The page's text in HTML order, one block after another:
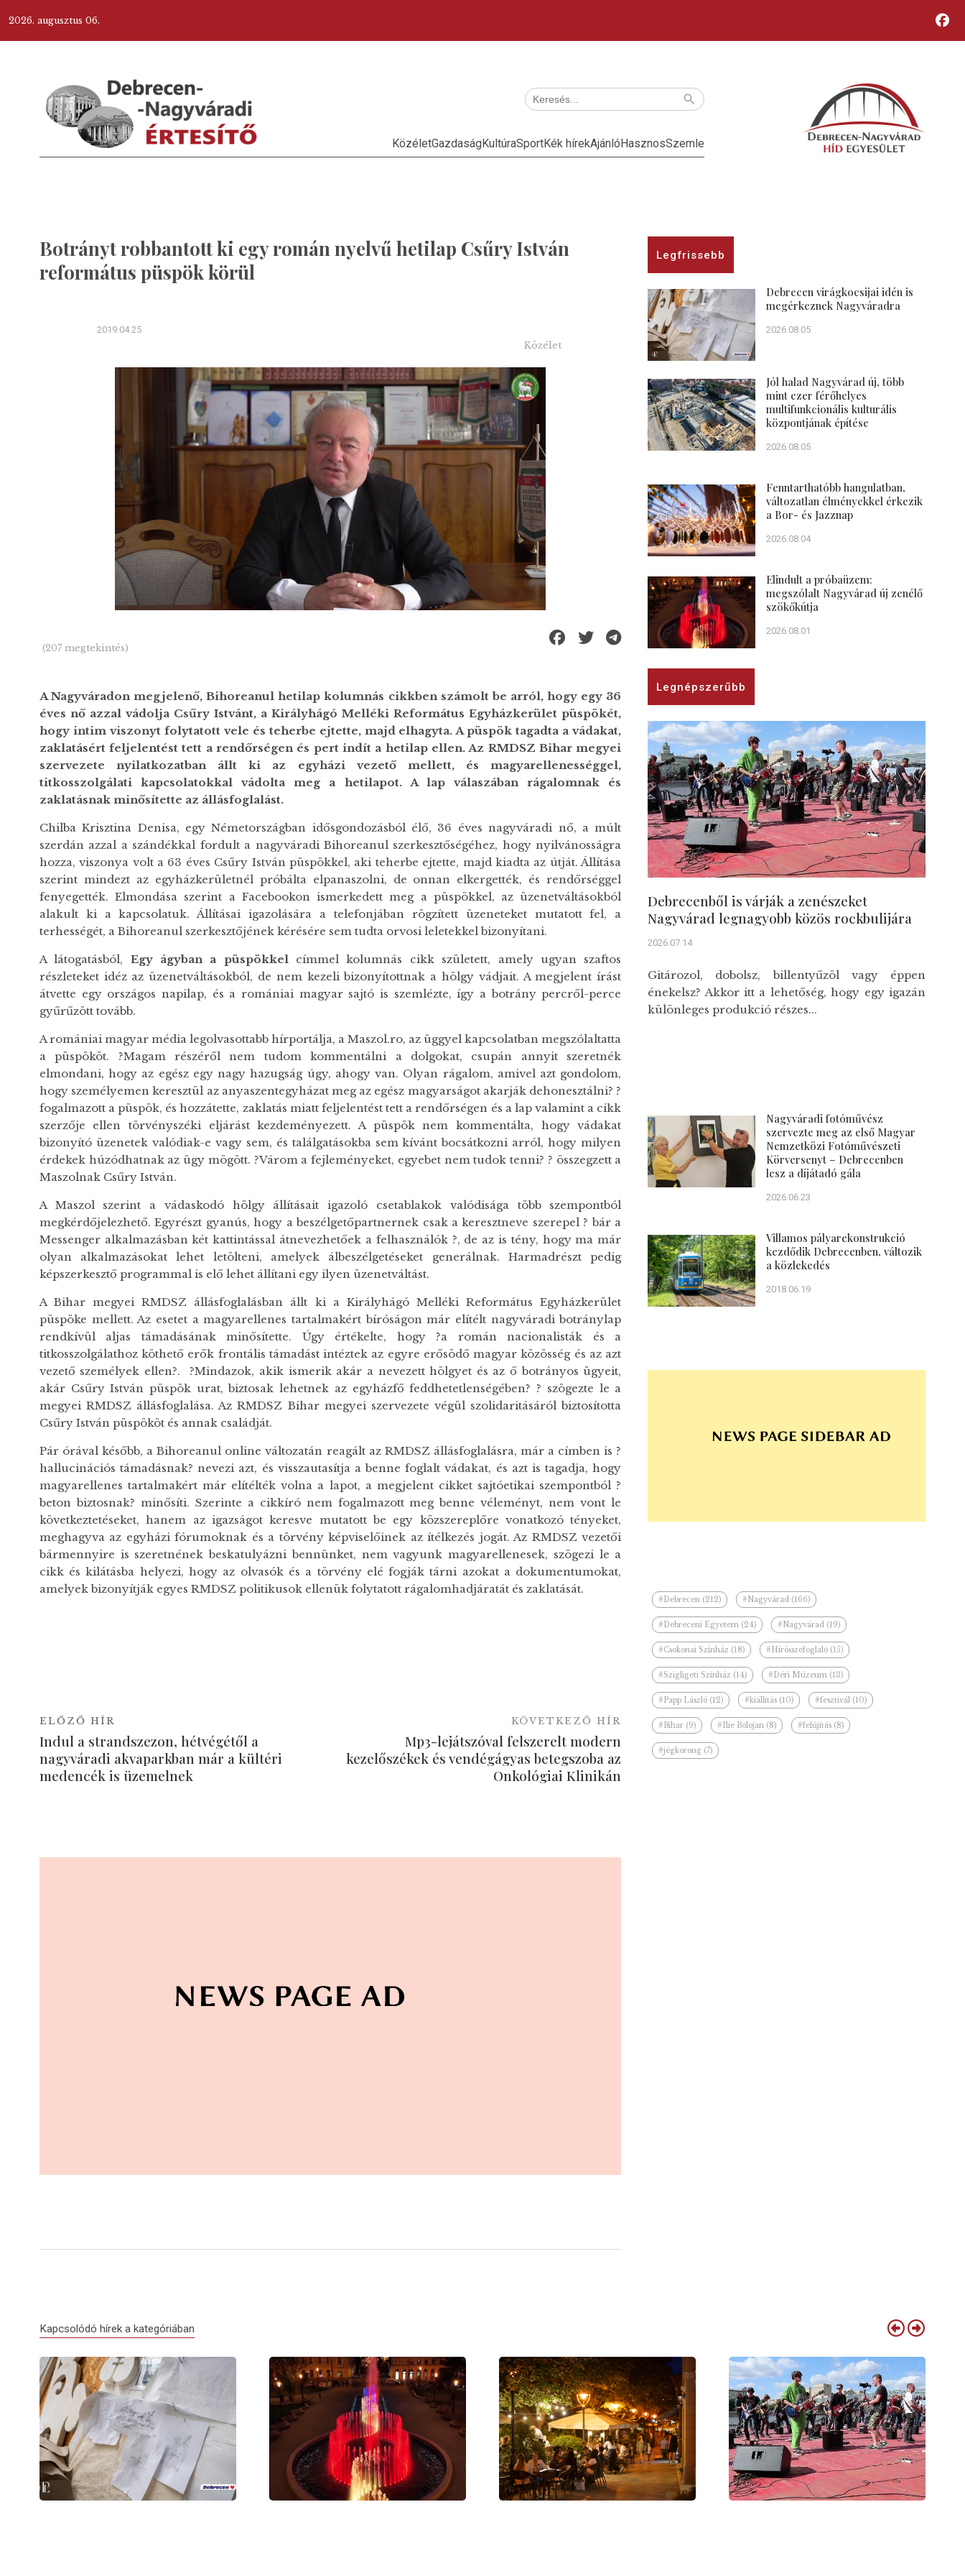
2026. augusztus 06.
KözéletGazdaságKultúraSportKék hírekAjánlóHasznosSzemle
Botrányt robbantott ki egy román nyelvű hetilap Csűry István
református püspök körül
2019.04.25
Közélet
(207 megtekintés)
A Nagyváradon megjelenő, Bihoreanul hetilap kolumnás cikkben számolt be arról, hogy egy 36
éves nő azzal vádolja Csűry Istvánt, a Királyhágó Melléki Református Egyházkerület püspökét,
hogy intim viszonyt folytatott vele és teherbe ejtette, majd elhagyta. A püspök tagadta a vádakat,
zaklatásért feljelentést tett a rendőrségen és pert indít a hetilap ellen. Az RMDSZ Bihar megyei
szervezete nyilatkozatban állt ki az egyházi vezető mellett, és magyarellenességgel,
titkosszolgálati kapcsolatokkal vádolta meg a hetilapot. A lap válaszában rágalomnak és
zaklatásnak minősítette az állásfoglalást.
Chilba Krisztina Denisa, egy Németországban idősgondozásból élő, 36 éves nagyváradi nő, a múlt
szerdán azzal a szándékkal fordult a nagyváradi Bihoreanul szerkesztőségéhez, hogy nyilvánosságra
hozza, viszonya volt a 63 éves Csűry István püspökkel, aki teherbe ejtette, majd kiadta az útját. Állítása
szerint mindezt az egyházkerületnél próbálta elpanaszolni, de onnan elkergették, és rendőrséggel
fenyegették. Elmondása szerint a Facebookon ismerkedett meg a püspökkel, az üzenetváltásokból
alakult ki a kapcsolatuk. Állításai igazolására a telefonjában rögzített üzeneteket mutatott fel, a
terhességét, a Bihoreanul szerkesztőjének kérésére sem tudta orvosi leletekkel bizonyítani.
A látogatásból, Egy ágyban a püspökkelcímmel kolumnás cikk született, amely ugyan szaftos
részleteket idéz az üzenetváltásokból, de nem kezeli bizonyítottnak a hölgy vádjait. A megjelent írást
átvette egy országos napilap, és a romániai magyar sajtó is szemlézte, így a botrány percről-perce
gyűrűzött tovább.
A romániai magyar média legolvasottabb hírportálja, a Maszol.ro, az üggyel kapcsolatban megszólaltatta
a püspököt. ?Magam részéről nem tudom kommentálni a dolgokat, csupán annyit szeretnék
elmondani, hogy az egész egy nagy hazugság úgy, ahogy van. Olyan rágalom, amivel azt gondolom,
hogy személyemen keresztül az anyaszentegyházat meg az egész magyarságot akarják dehonesztálni? ?
fogalmazott a püspök, és hozzátette, zaklatás miatt feljelentést tett a rendőrségen és a lap valamint a cikk
szerzője ellen törvényszéki eljárást kezdeményezett. A püspök nem kommentálta, hogy vádakat
bizonyító üzenetek valódiak-e vagy sem, és találgatásokba sem kívánt bocsátkozni arról, hogy milyen
érdekek húzódhatnak az ügy mögött. ?Várom a fejleményeket, egyebet nem tudok tenni? ? összegzett a
Maszolnak Csűry István.
A Maszol szerint a vádaskodó hölgy állításait igazoló csetablakok valódisága több szempontból
megkérdőjelezhető. Egyrészt gyanús, hogy a beszélgetőpartnernek csak a keresztneve szerepel ? bár a
Messenger alkalmazásban két kattintással átnevezhetőek a felhasználók ?, de az is tény, hogy ma már
olyan alkalmazásokat lehet letölteni, amelyek álbeszélgetéseket generálnak. Harmadrészt pedig
képszerkesztő programmal is elő lehet állítani egy ilyen üzenetváltást.
A Bihar megyei RMDSZ állásfoglalásban állt ki a Királyhágó Melléki Református Egyházkerület
püspöke mellett. Az esetet a magyarellenes tartalmakért bíróságon már elítélt nagyváradi botránylap
rendkívül aljas támadásának minősítette. Úgy értékelte, hogy ?a román nacionalisták és a
titkosszolgálathoz köthető erők frontális támadást intéztek az egyre erősödő magyar közösség és az azt
vezető személyek ellen?.
?Mindazok, akik ismerik akár a nevezett hölgyet és az ő botrányos ügyeit,
akár Csűry István püspök urat, biztosak lehetnek az egyházfő feddhetetlenségében? ? szögezte le a
megyei RMDSZ állásfoglalása. Az RMDSZ Bihar megyei szervezete végül szolidaritásáról biztosította
Csűry István püspököt és annak családját.
Pár órával később, a Bihoreanul online változatán reagált az RMDSZ állásfoglalásra, már a címben is ?
hallucinációs támadásnak? nevezi azt, és visszautasítja a benne foglalt vádakat, és azt is tagadja, hogy
magyarellenes tartalmakért már elítélték volna a lapot, a megjelent cikket sajtóetikai szempontból ?
beton biztosnak? minősíti. Szerinte a cikkíró nem fogalmazott meg benne véleményt, nem vont le
következtetéseket, hanem az igazságot keresve mutatott be egy közszereplőre vonatkozó tényeket,
meghagyva az egyházi fórumoknak és a törvény képviselőinek az ítélkezés jogát. Az RMDSZ vezetői
bármennyire is szeretnének beskatulyázni bennünket, nem vagyunk magyarellenesek, szögezi le a
cikk és kilátásba helyezi, hogy az olvasók és a törvény elé fogják tárni azokat a dokumentumokat,
amelyek bizonyítják egyes RMDSZ politikusok ellenük folytatott rágalomhadjáratát és zaklatását.
ELŐZŐ HÍR
Indul a strandszezon, hétvégétől a
nagyváradi akvaparkban már a kültéri
medencék is üzemelnek
KÖVETKEZŐ HÍR
Mp3-lejátszóval felszerelt modern
kezelőszékek és vendégágyas betegszoba az
Onkológiai Klinikán
Legfrissebb
Debrecen virágkocsijai idén is
megérkeznek Nagyváradra
2026.08.05
Jól halad Nagyvárad új, több
mint ezer férőhelyes
multifunkcionális kulturális
központjának építése
2026.08.05
Fenntarthatóbb hangulatban,
változatlan élményekkel érkezik
a Bor- és Jazznap
2026.08.04
Elindult a próbaüzem:
megszólalt Nagyvárad új zenélő
szökőkútja
2026.08.01
Legnépszerűbb
Debrecenből is várják a zenészeket
Nagyvárad legnagyobb közös rockbulijára
2026.07.14
Gitározol, dobolsz, billentyűzöl vagy éppen
énekelsz? Akkor itt a lehetőség, hogy egy igazán
különleges produkció részes...
Nagyváradi fotóművész
szervezte meg az első Magyar
Nemzetközi Fotóművészeti
Körversenyt – Debrecenben
lesz a díjátadó gála
2026.06.23
Villamos pályarekonstrukció
kezdődik Debrecenben, változik
a közlekedés
2018.06.19
#Debrecen (212) #Nagyvárad (166)
#Debreceni Egyetem (24) #Nagyvárad (19)
#Csokonai Színház (18) #Hírösszefoglaló (15)
#Szigligeti Színház (14) #Déri Múzeum (13)
#Papp László (12) #kiállítás (10) #fesztivál (10)
#Bihar (9) #Ilie Bolojan (8) #felújítás (8)
#jégkorong (7)
Kapcsolódó hírek a kategóriában